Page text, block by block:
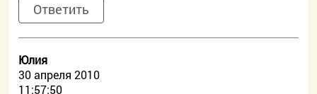
Ответить
Юлия
30 апреля 2010
11:57:50